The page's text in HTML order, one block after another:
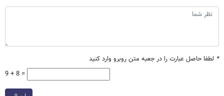
* لطفا حاصل عبارت را در جعبه متن روبرو وارد کنید
9 + 8 =